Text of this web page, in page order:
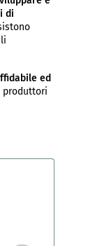
di
ed
produttori